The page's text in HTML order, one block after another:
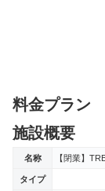
料金プラン
施設概要
名称 【閉業】
タイプ